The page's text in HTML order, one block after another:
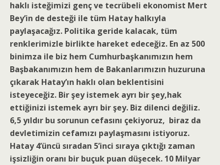
haklı isteğimizi genç ve tecrübeli ekonomist Mert
Bey’in de desteği ile tüm Hatay halkıyla
paylaşacağız. Politika geride kalacak, tüm
renklerimizle birlikte hareket edeceğiz. En az 500
binimza ile biz hem Cumhurbaşkanımızın hem
Başbakanımızın hem de Bakanlarımızın huzuruna
çıkarak Hatay’ın haklı olan beklentisini
isteyeceğiz. Bir şey istemek ayrı bir şey,hak
ettiğinizi istemek ayrı bir şey. Biz dilenci değiliz.
6,5 yıldır bu sorunun cefasını çekiyoruz, biraz da
devletimizin cefamızı paylaşmasını istiyoruz.
Hatay 4’üncü sıradan 5’inci sıraya çıktığı zaman
işsizliğin oranı bir buçuk puan düşecek. 10 Milyar